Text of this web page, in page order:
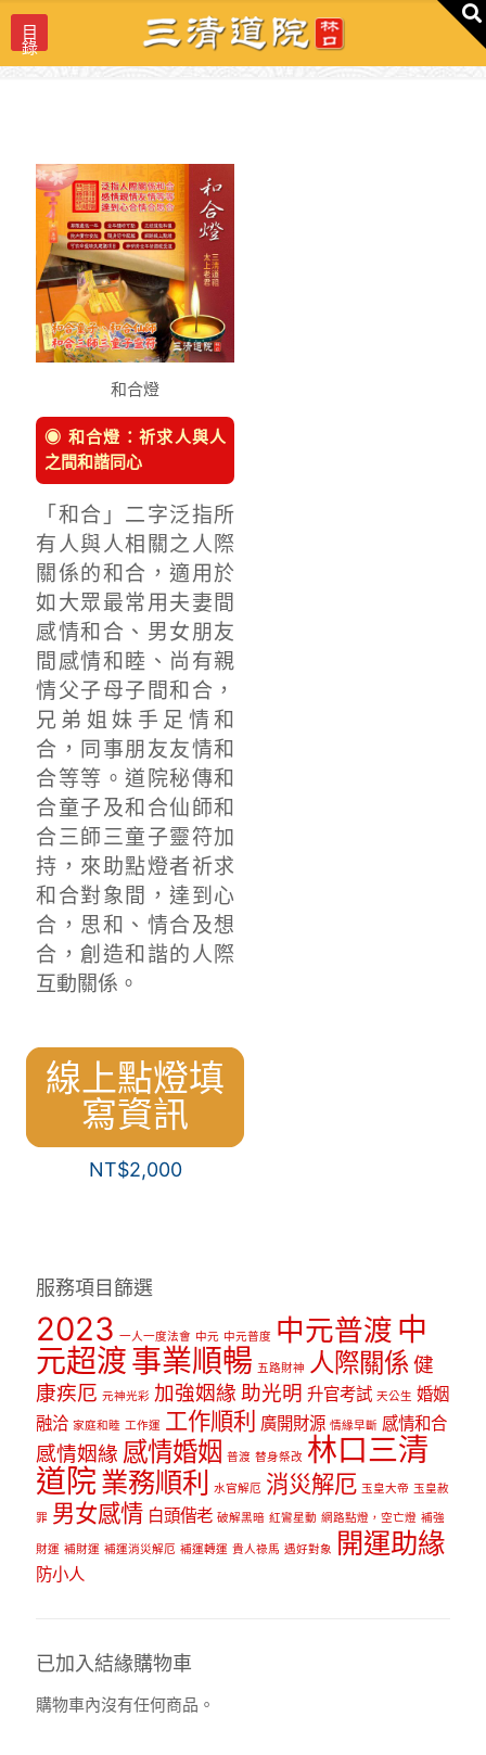
目
錄
和合燈
◉ 和合燈：祈求人與人
之間和諧同心
「和合」二字泛指所
有人與人相關之人際
關係的和合，適用於
如大眾最常用夫妻間
感情和合、男女朋友
間感情和睦、尚有親
情父子母子間和合，
兄弟姐妹手足情和
合，同事朋友友情和
合等等。道院秘傳和
合童子及和合仙師和
合三師三童子靈符加
持，來助點燈者祈求
和合對象間，達到心
合，思和、情合及想
合，創造和諧的人際
互動關係。
線上點燈填
寫資訊
NT$2,000
服務項目篩選
2023 一人一度法會 中元 中元普度 中元普渡 中
元超渡事業順暢 五路財神 人際關係 健
康疾厄 元神光彩 加強姻緣 助光明 升官考試 天公生 婚姻
融洽 家庭和睦 工作運 工作順利 廣開財源 情緣早斷 感情和合
感情姻緣 感情婚姻 普渡 替身祭改 林口三清
道院業務順利 水官解厄 消災解厄 玉皇大帝 玉皇赦
罪 男女感情 白頭偕老 破解黑暗 紅鸞星動 網路點燈，空亡燈 補強
財運 補財運 補運消災解厄 補運轉運 貴人祿馬 遇好對象 開運助緣
防小人
已加入結緣購物車
購物車內沒有任何商品。